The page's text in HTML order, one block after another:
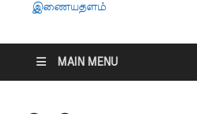
இணையதளம்
MAIN MENU